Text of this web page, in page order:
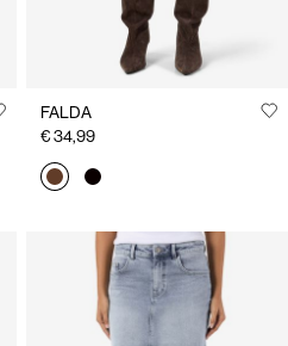
FALDA
€ 34,99